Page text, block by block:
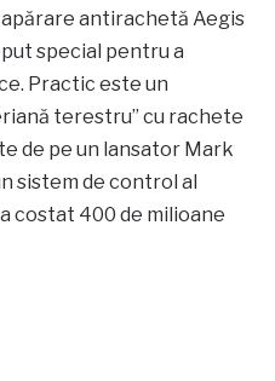
antirachetă Aegis
special pentru a
Practic este un
terestru” cu rachete
de pe un lansator Mark
sistem de control al
costat 400 de milioane